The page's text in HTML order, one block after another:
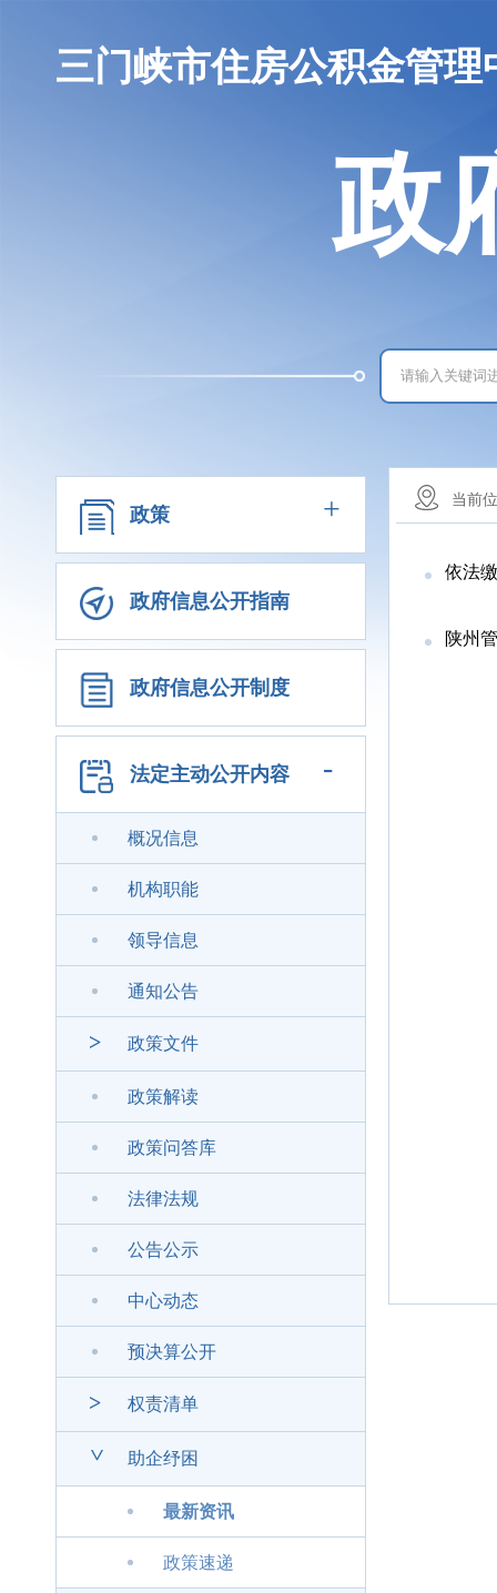
三门峡市住房公积金管理
政
政策 +
政府信息公开指南
政府信息公开制度
法定主动公开内容 -
概况信息
机构职能
领导信息
通知公告
> 政策文件
政策解读
政策问答库
法律法规
公告公示
中心动态
预决算公开
> 权责清单
> 助企纾困
最新资讯
政策速递
当前
依法
陕州